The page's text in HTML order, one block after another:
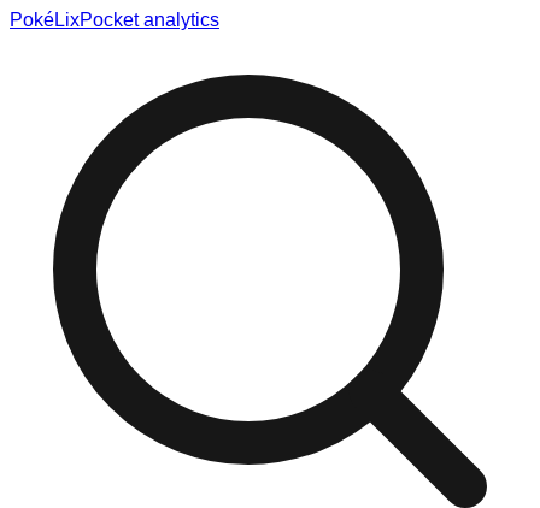
PokéLixPocket analytics